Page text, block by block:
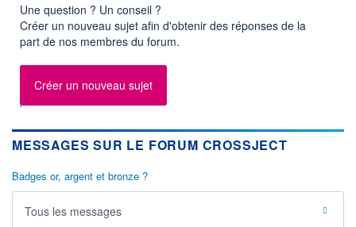
SECTEUR
OUVERTURE CLÔTURE VEILLE
+ HAUT
1,550 1,492
VOLUME
Une question ? Un conseil ?
Créer un nouveau sujet afin d'obtenir des réponses de la
part de nos membres du forum.
Créer un nouveau sujet
MESSAGES SUR LE FORUM CROSSJECT
Badges or, argent et bronze ?
Tous les messages